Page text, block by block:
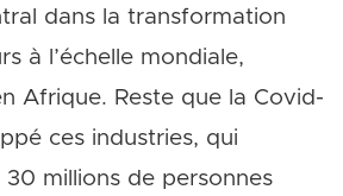
dans la transformation
à l’échelle mondiale,
Afrique. Reste que la Covid-
ces industries, qui
millions de personnes